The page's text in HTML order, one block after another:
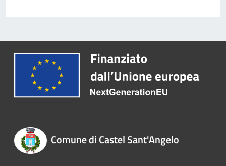
Comune di Castel Sant'Angelo